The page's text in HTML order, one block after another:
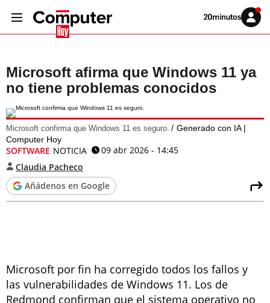
Volver
Iniciar
sesión
Microsoft afirma que Windows 11 ya
no tiene problemas conocidos
Microsoft confirma que Windows 11 es seguro.
Generado con IA |
Computer Hoy
SOFTWARE NOTICIA
09 abr 2026 - 14:45
Claudia Pacheco
Añádenos en Google
Microsoft por fin ha corregido todos los fallos y
las vulnerabilidades de Windows 11. Los de
Redmond confirman que el sistema operativo no